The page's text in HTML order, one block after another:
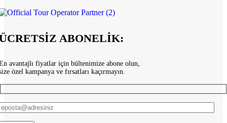
ABONELİK:
avantajlı fiyatlar için bültenimize abone olun,
özel kampanya ve fırsatları kaçırmayın.